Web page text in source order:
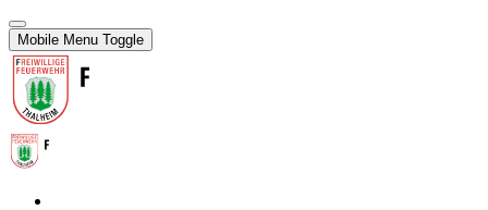
Mobile Menu Toggle